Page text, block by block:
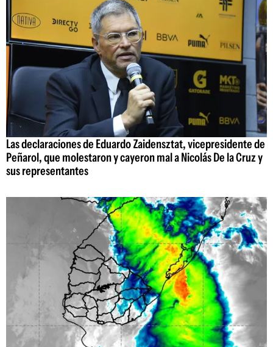
Las declaraciones de Eduardo Zaidensztat, vicepresidente de
Peñarol, que molestaron y cayeron mal a Nicolás De la Cruz y
sus representantes